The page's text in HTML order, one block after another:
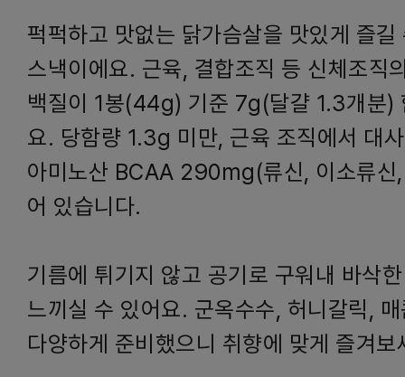
퍽퍽하고 맛없는 닭가슴살을 맛있게 즐길
스낵이에요. 근육, 결합조직 등 신체조직
백질이 1봉(44g) 기준 7g(달걀 1.3개분)
요. 당함량 1.3g 미만, 근육 조직에서 대
아미노산 BCAA 290mg(류신, 이소류신
어 있습니다.
기름에 튀기지 않고 공기로 구워내 바삭
느끼실 수 있어요. 군옥수수, 허니갈릭,
다양하게 준비했으니 취향에 맞게 즐겨보